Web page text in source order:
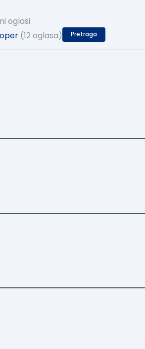
oglasi
(12 oglasa) Pretraga